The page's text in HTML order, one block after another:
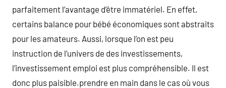
parfaitement l’avantage d’être immatériel. En effet,
certains balance pour bébé économiques sont abstraits
pour les amateurs. Aussi, lorsque l’on est peu
instruction de l’univers de des investissements,
l’investissement emploi est plus compréhensible. Il est
donc plus paisible.prendre en main dans le cas où vous